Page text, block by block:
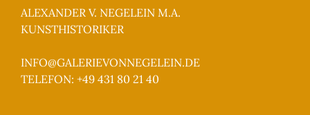
ALEXANDER V. NEGELEIN M.A.
KUNSTHISTORIKER
INFO@GALERIEVONNEGELEIN.DE
TELEFON: +49 431 80 21 40